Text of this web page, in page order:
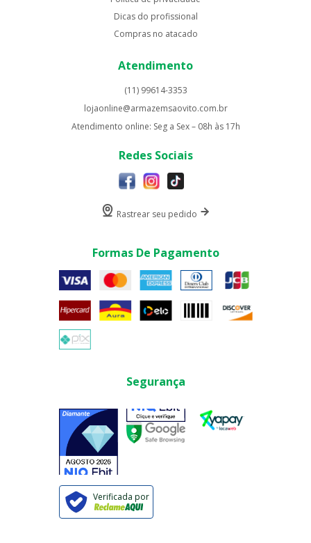
Dicas do profissional
Compras no atacado
Atendimento
(11) 99614-3353
lojaonline@armazemsaovito.com.br
Atendimento online: Seg a Sex – 08h às 17h
Redes Sociais
Rastrear seu pedido
Formas De Pagamento
Segurança
Verificada por